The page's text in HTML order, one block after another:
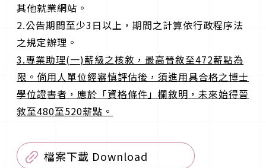
其他就業網站。
2.公告期間至少3日以上，期間之計算依行政程序法
之規定辦理。
3.專業助理(一)薪級之核敘，最高晉敘至472薪點為
限。倘用人單位經審慎評估後，須進用具合格之博士
學位證書者，應於「資格條件」欄敘明，未來始得晉
敘至480至520薪點。
檔案下載 Download